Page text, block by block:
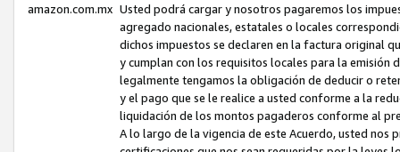
amazon.com.mx Usted podrá cargar y nosotros pagaremos los
agregado nacionales, estatales o locales
dichos impuestos se declaren en la factura original
y cumplan con los requisitos locales para la emisión
legalmente tengamos la obligación de deducir o
y el pago que se le realice a usted conforme a la
liquidación de los montos pagaderos conforme al
A lo largo de la vigencia de este Acuerdo, usted